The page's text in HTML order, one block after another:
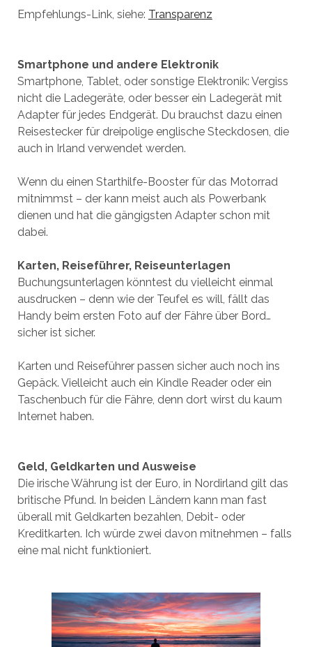
Empfehlungs-Link, siehe: Transparenz
Smartphone und andere Elektronik
Smartphone, Tablet, oder sonstige Elektronik: Vergiss
nicht die Ladegeräte, oder besser ein Ladegerät mit
Adapter für jedes Endgerät. Du brauchst dazu einen
Reisestecker für dreipolige englische Steckdosen, die
auch in Irland verwendet werden.
Wenn du einen Starthilfe-Booster für das Motorrad
mitnimmst – der kann meist auch als Powerbank
dienen und hat die gängigsten Adapter schon mit
dabei.
Karten, Reiseführer, Reiseunterlagen
Buchungsunterlagen könntest du vielleicht einmal
ausdrucken – denn wie der Teufel es will, fällt das
Handy beim ersten Foto auf der Fähre über Bord…
sicher ist sicher.
Karten und Reiseführer passen sicher auch noch ins
Gepäck. Vielleicht auch ein Kindle Reader oder ein
Taschenbuch für die Fähre, denn dort wirst du kaum
Internet haben.
Geld, Geldkarten und Ausweise
Die irische Währung ist der Euro, in Nordirland gilt das
britische Pfund. In beiden Ländern kann man fast
überall mit Geldkarten bezahlen, Debit- oder
Kreditkarten. Ich würde zwei davon mitnehmen – falls
eine mal nicht funktioniert.